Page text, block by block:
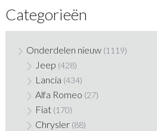
Categorieën
Onderdelen nieuw (1119)
Jeep (428)
Lancia (434)
Alfa Romeo (27)
Fiat (170)
Chrysler (88)